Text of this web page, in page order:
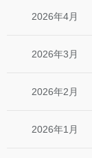
2026年4月
2026年3月
2026年2月
2026年1月